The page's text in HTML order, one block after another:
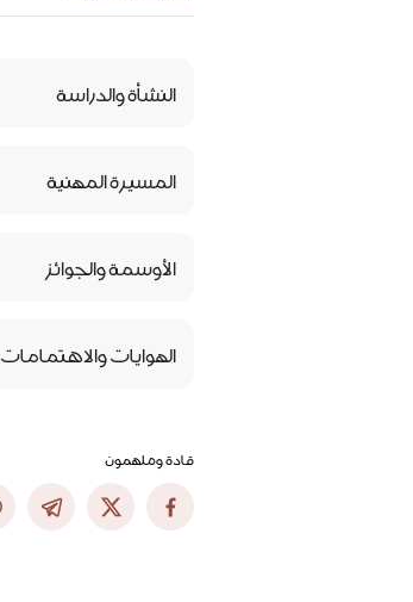
النشأة والدراسة
المسيرة المهنية
الأوسمة والجوائز
الهوايات والاهتمامات
قادة وملهمون